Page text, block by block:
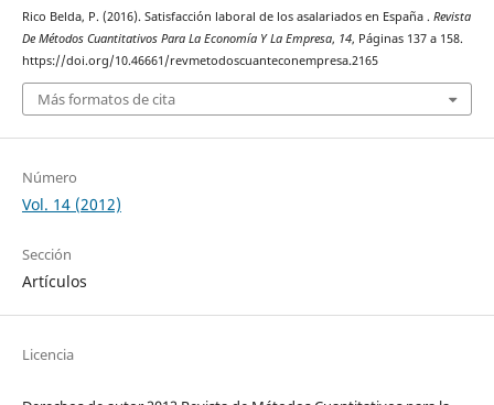
Rico Belda, P. (2016). Satisfacción laboral de los asalariados en España . Revista
De Métodos Cuantitativos Para La Economía Y La Empresa, 14, Páginas 137 a 158.
https://doi.org/10.46661/revmetodoscuanteconempresa.2165
Más formatos de cita
Número
Vol. 14 (2012)
Sección
Artículos
Licencia